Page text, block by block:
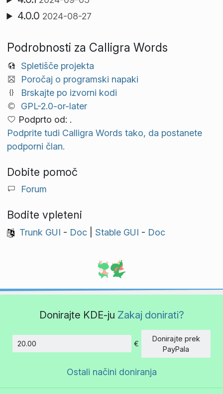
4.0.0 2024-08-27
Podrobnosti za Calligra Words
Spletišče projekta
Poročaj o programski napaki
Brskajte po izvorni kodi
GPL-2.0-or-later
Podprto od: .
Podprite tudi Calligra Words tako, da postanete
podporni član.
Dobite pomoč
Forum
Bodite vpleteni
Trunk GUI - Doc| Stable GUI - Doc
Donirajte KDE-ju Zakaj donirati?
Znesek
€
Donirajte prek
PayPala
Ostali načini doniranja